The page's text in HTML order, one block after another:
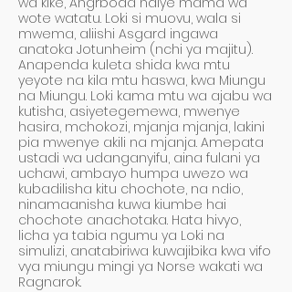
wote watatu. Loki si muovu, wala si
mwema, aliishi Asgard ingawa
anatoka Jotunheim (nchi ya majitu).
Anapenda kuleta shida kwa mtu
yeyote na kila mtu haswa, kwa Miungu
na Miungu. Loki kama mtu wa ajabu wa
kutisha, asiyetegemewa, mwenye
hasira, mchokozi, mjanja mjanja, lakini
pia mwenye akili na mjanja. Amepata
ustadi wa udanganyifu, aina fulani ya
uchawi, ambayo humpa uwezo wa
kubadilisha kitu chochote, na ndio,
ninamaanisha kuwa kiumbe hai
chochote anachotaka. Hata hivyo,
licha ya tabia ngumu ya Loki na
simulizi, anatabiriwa kuwajibika kwa vifo
vya miungu mingi ya Norse wakati wa
Ragnarok.